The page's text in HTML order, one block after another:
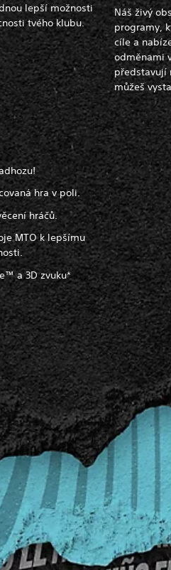
lepší možnosti
tvého klubu.
Náš živý
programy,
cíle a
odměnami
představují
můžeš
hra v poli.
hráčů.
MTO k lepšímu
a 3D zvuku*